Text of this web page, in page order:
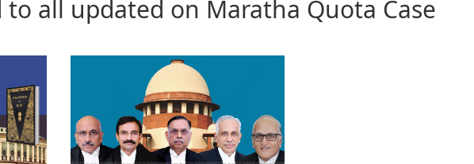
to all updated on Maratha Quota Case